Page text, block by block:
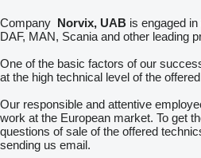
Company Norvix, UAB is engaged
DAF, MAN, Scania and other leading
One of the basic factors of our
at the high technical level of the
Our responsible and attentive
work at the European market. To get
questions of sale of the offered
sending us email.